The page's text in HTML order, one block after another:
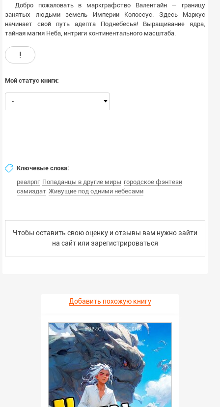
Добро пожаловать в маркграфство Валентайн — границу
занятых людьми земель Империи Колоссус. Здесь Маркус
начинает свой путь адепта Поднебесья! Выращивание ядра,
тайная магия Неба, интриги континентального масштаба.
!
Мой статус книги:
-
Ключевые слова:
реалрпг Попаданцы в другие миры городское фэнтези
самиздат Живущие под одними небесами
Чтобы оставить свою оценку и отзывы вам нужно зайти
на сайт или зарегистрироваться
Добавить похожую книгу